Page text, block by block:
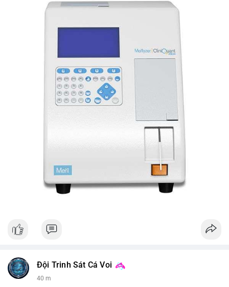
Đội Trinh Sát Cá Voi
40 m